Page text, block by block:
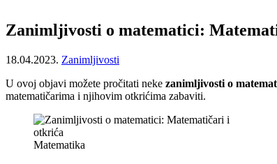
Zanimljivosti o matematici:
18.04.2023. Zanimljivosti
U ovoj objavi možete pročitati neke zanimljivosti o
matematičarima i njihovim otkrićima zabaviti.
Matematika